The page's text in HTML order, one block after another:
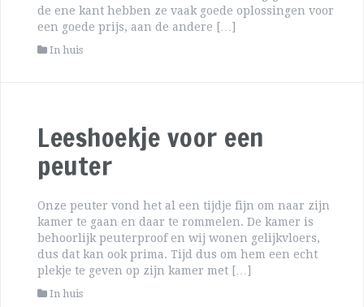
de ene kant hebben ze vaak goede oplossingen voor
een goede prijs, aan de andere […]
In huis
Leeshoekje voor een
peuter
Onze peuter vond het al een tijdje fijn om naar zijn
kamer te gaan en daar te rommelen. De kamer is
behoorlijk peuterproof en wij wonen gelijkvloers,
dus dat kan ook prima. Tijd dus om hem een echt
plekje te geven op zijn kamer met […]
In huis